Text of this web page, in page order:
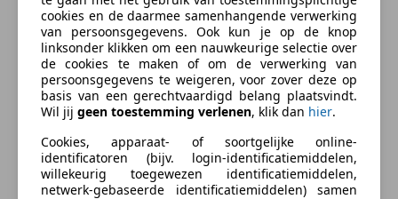
auto uit 1996, er staat 59590 kilometer op de teller. In
deze auto vindt u een benzinemotor en een
handgeschakelde vijfversnellingsbak. De leren
bekleding maakt het interieur helemaal af! De
sportstoelen zorgen voor een strak uiterlijk én een
uitstekende zitsteun.
Met de ingebouwde airconditioning zit u altijd
ontspannen achter het stuur.
meer
Zakelijk leasen
cookies en de daarmee samenhangende verwerking
van persoonsgegevens. Ook kun je op de knop
linksonder klikken om een nauwkeurige selectie over
de cookies te maken of om de verwerking van
persoonsgegevens te weigeren, voor zover deze op
basis van een gerechtvaardigd belang plaatsvindt.
Wil jij geen toestemming verlenen, klik dan hier.
Cookies, apparaat- of soortgelijke online-
identificatoren (bijv. login-identificatiemiddelen,
willekeurig toegewezen identificatiemiddelen,
netwerk-gebaseerde identificatiemiddelen) samen